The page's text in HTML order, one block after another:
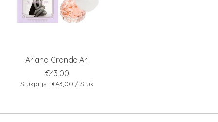
Ariana Grande Ari
€43,00
Stukprijs : €43,00 / Stuk